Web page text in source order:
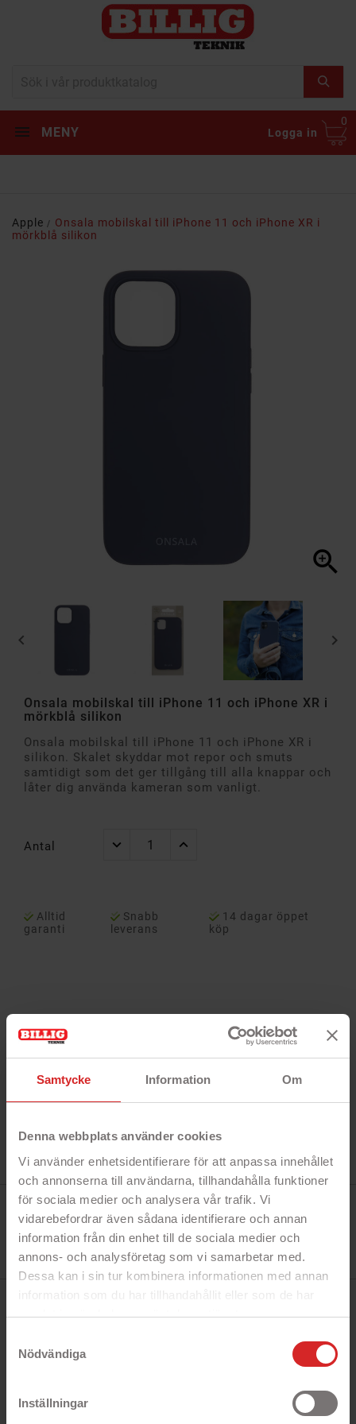
Samtycke Information Om
Denna webbplats använder cookies
Vi använder enhetsidentifierare för att anpassa innehållet
och annonserna till användarna, tillhandahålla funktioner
för sociala medier och analysera vår trafik. Vi
vidarebefordrar även sådana identifierare och annan
information från din enhet till de sociala medier och
annons- och analysföretag som vi samarbetar med.
Dessa kan i sin tur kombinera informationen med annan
information som du har tillhandahållit eller som de har
samlat in när du har använt deras tjänster.
Nödvändiga
Inställningar
MENY Logga in
0
Apple
Onsala mobilskal till iPhone 11 och iPhone XR i
mörkblå silikon

 
Onsala mobilskal till iPhone 11 och iPhone XR i
mörkblå silikon
Onsala mobilskal till iPhone 11 och iPhone XR i
silikon. Skalet skyddar mot repor och smuts
samtidigt som det ger tillgång till alla knappar och
låter dig använda kameran som vanligt.
Antal
Alltid
garanti
Snabb
leverans
14 dagar öppet
köp
Tillverkare:
Onsala
Referens:
664013
0 Produkt
BESKRIVNING
- Alla portar och funktioner är åtkomliga